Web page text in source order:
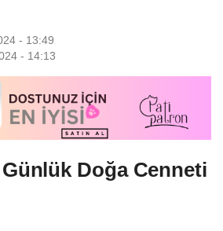
- 13:49
- 14:13
Doğa Cenneti